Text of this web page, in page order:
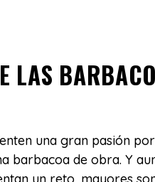
LAS
una gran pasión
barbacoa de obra. Y